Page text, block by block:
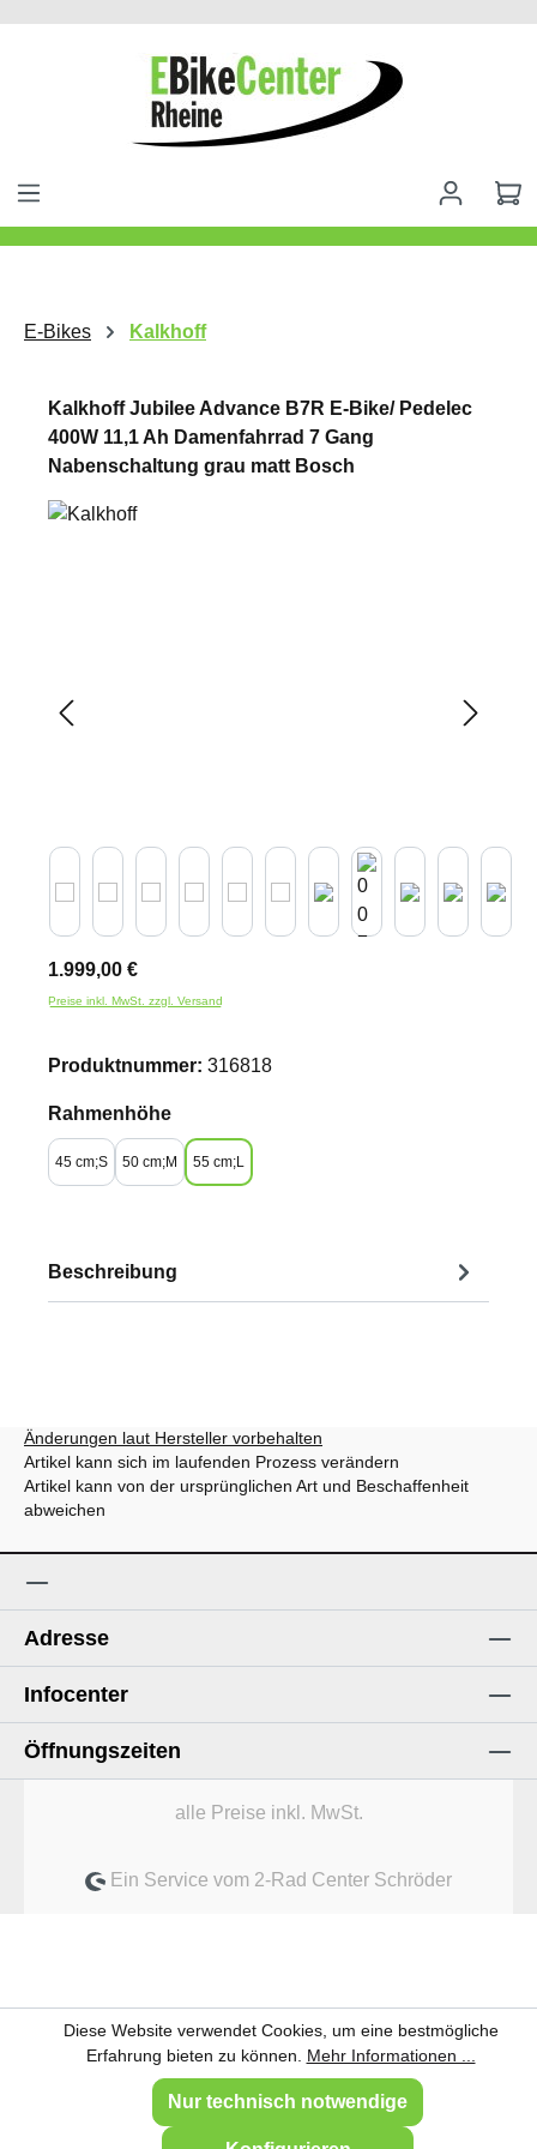
springen
E-Bikes Kalkhoff
Kalkhoff Jubilee Advance B7R E-Bike/ Pedelec
400W 11,1 Ah Damenfahrrad 7 Gang
Nabenschaltung grau matt Bosch
1.999,00 €
Preise inkl. MwSt. zzgl. Versand
Produktnummer: 316818
Rahmenhöheauswählen
45 cm;S 50 cm;M 55 cm;L
Beschreibung
Änderungen laut Hersteller vorbehalten
Artikel kann sich im laufenden Prozess verändern
Artikel kann von der ursprünglichen Art und Beschaffenheit
abweichen
Adresse
Infocenter
Öffnungszeiten
alle Preise inkl. MwSt.
Ein Service vom 2-Rad Center Schröder
Diese Website verwendet Cookies, um eine bestmögliche
Erfahrung bieten zu können. Mehr Informationen ...
Nur technisch notwendige